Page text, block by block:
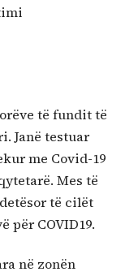
të fundit të
Janë testuar
me Covid-19
Mes të
të cilët
për COVID19.
në zonën